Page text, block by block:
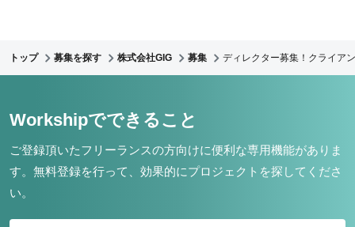
トップ 募集を探す 株式会社GIG 募集 ディレクター募集！クライア
Workshipでできること
ご登録頂いたフリーランスの方向けに便利な専用機能がありま
す。 無料登録を行って、効果的にプロジェクトを探してくださ
い。